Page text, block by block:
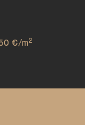
€/m 2